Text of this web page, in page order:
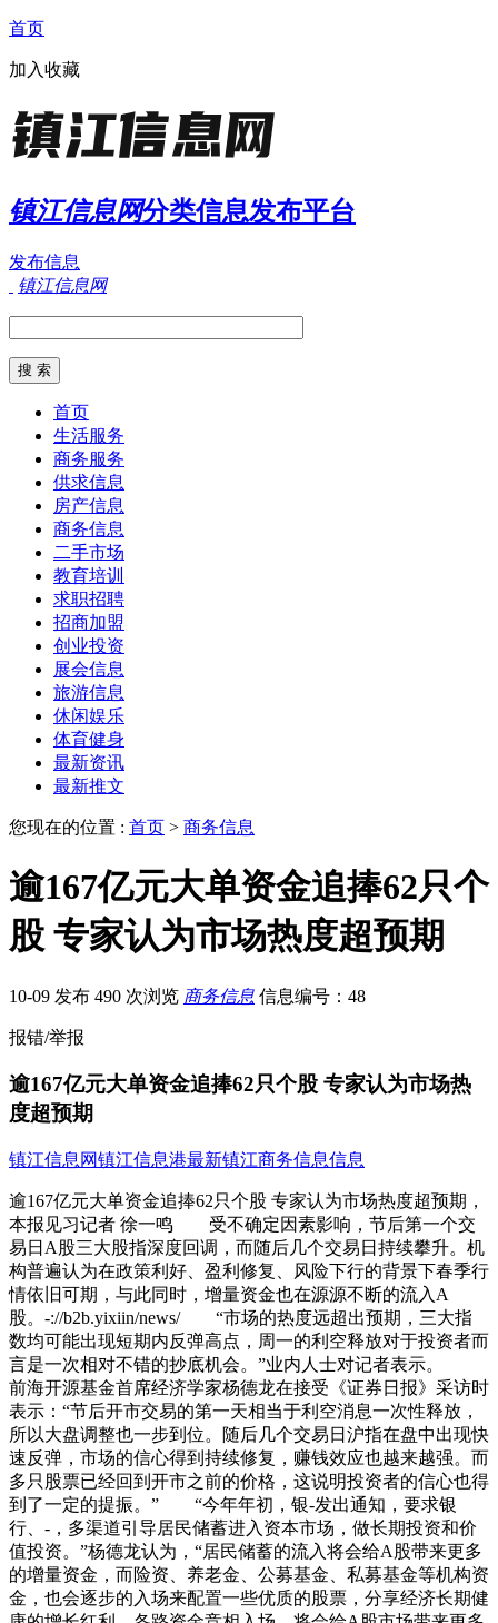
首页
加入收藏
镇江信息网分类信息发布平台
发布信息
镇江信息网
首页
生活服务
商务服务
供求信息
房产信息
商务信息
二手市场
教育培训
求职招聘
招商加盟
创业投资
展会信息
旅游信息
休闲娱乐
体育健身
最新资讯
最新推文
您现在的位置 : 首页 > 商务信息
逾167亿元大单资金追捧62只个
股 专家认为市场热度超预期
10-09 发布 490 次浏览 商务信息 信息编号：48
报错/举报
逾167亿元大单资金追捧62只个股 专家认为市场热
度超预期
镇江信息网镇江信息港最新镇江商务信息信息
逾167亿元大单资金追捧62只个股 专家认为市场热度超预期，
本报见习记者 徐一鸣 受不确定因素影响，节后第一个交
易日A股三大股指深度回调，而随后几个交易日持续攀升。机
构普遍认为在政策利好、盈利修复、风险下行的背景下春季行
情依旧可期，与此同时，增量资金也在源源不断的流入A
股。-://b2b.yixiin/news/ “市场的热度远超出预期，三大指
数均可能出现短期内反弹高点，周一的利空释放对于投资者而
言是一次相对不错的抄底机会。”业内人士对记者表示。
前海开源基金首席经济学家杨德龙在接受《证券日报》采访时
表示：“节后开市交易的第一天相当于利空消息一次性释放，
所以大盘调整也一步到位。随后几个交易日沪指在盘中出现快
速反弹，市场的信心得到持续修复，赚钱效应也越来越强。而
多只股票已经回到开市之前的价格，这说明投资者的信心也得
到了一定的提振。” “今年年初，银-发出通知，要求银
行、-，多渠道引导居民储蓄进入资本市场，做长期投资和价
值投资。”杨德龙认为，“居民储蓄的流入将会给A股带来更多
的增量资金，而险资、养老金、公募基金、私募基金等机构资
金，也会逐步的入场来配置一些优质的股票，分享经济长期健